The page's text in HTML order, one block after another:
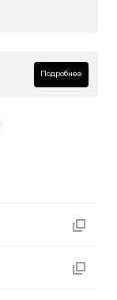
Подробнее